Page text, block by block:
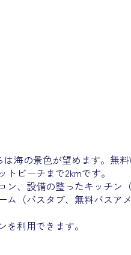
は海の景色が望めます。無
ビーチまで2kmです。
ン、設備の整ったキッチン
ム（バスタブ、無料バスア
利用できます。